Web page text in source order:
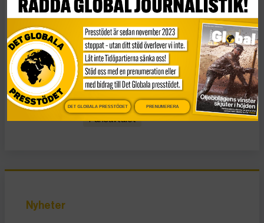
havsnivåhöjningen från smältande inlandsisar att gå
förlorad under en mycket, mycket lång tid. Det är därför
det är så viktigt att begränsa uppvärmningen från första
början.
KATEGORI
Nyheter
TAGGAR
havsnivåhöjning Klimat
Parisavtalet
Nyheter
DET GLOBALA PRESSTÖDET PRENUMERERA